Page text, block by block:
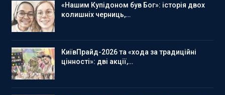
«Нашим Купідоном був Бог»: історія двох
колишніх черниць,…
КиївПрайд-2026 та «хода за традиційні
цінності»: дві акції,…